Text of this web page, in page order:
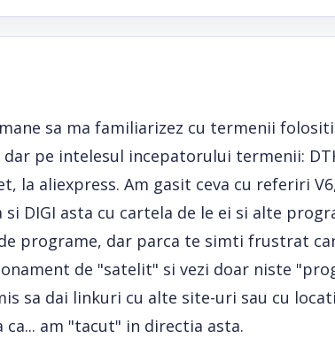
sa ma familiarizez cu termenii
pe intelesul incepatorului termenii:
la aliexpress. Am gasit ceva cu referiri
si DIGI asta cu cartela de le ei si alte
programe, dar parca te simti frustrat
de "satelit" si vezi doar niste
sa dai linkuri cu alte site-uri sau cu
am "tacut" in directia asta.